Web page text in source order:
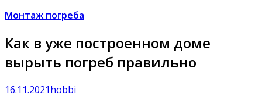
Монтаж погреба
Как в уже построенном доме
вырыть погреб правильно
16.11.2021hobbi